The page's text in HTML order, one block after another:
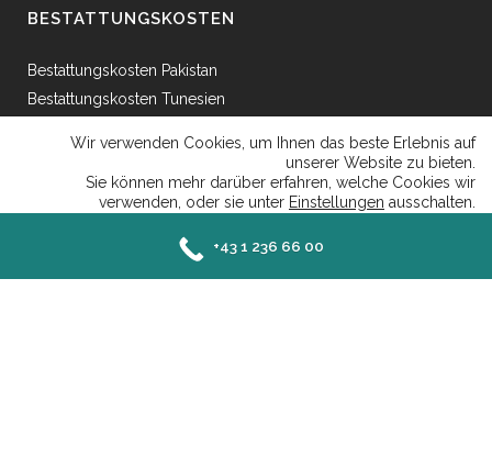
BESTATTUNGSKOSTEN
Bestattungskosten Pakistan
Bestattungskosten Tunesien
Bestattungskosten Griechenland
Bestattungskosten Bosnien
Bestattungskosten Afganhistan
Wir verwenden Cookies, um Ihnen das beste Erlebnis auf
unserer Website zu bieten.
Sie können mehr darüber erfahren, welche Cookies wir
verwenden, oder sie unter Einstellungen ausschalten.
Ablehnen Einstellungen
+43 1 236 66 00